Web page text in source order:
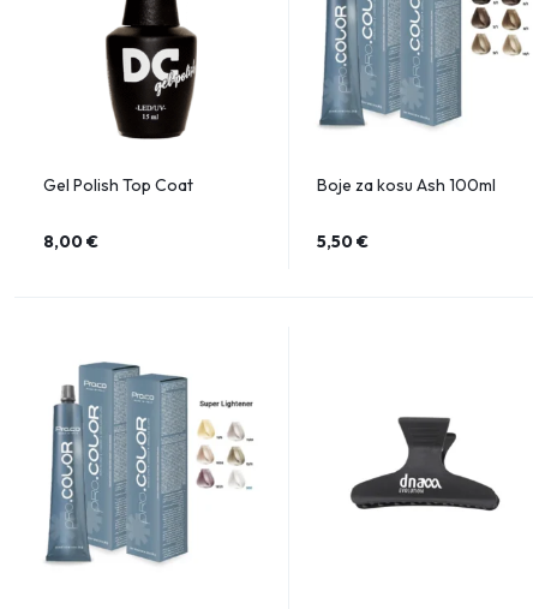
Gel Polish Top Coat
8,00€
Boje za kosu Ash 100ml
5,50€